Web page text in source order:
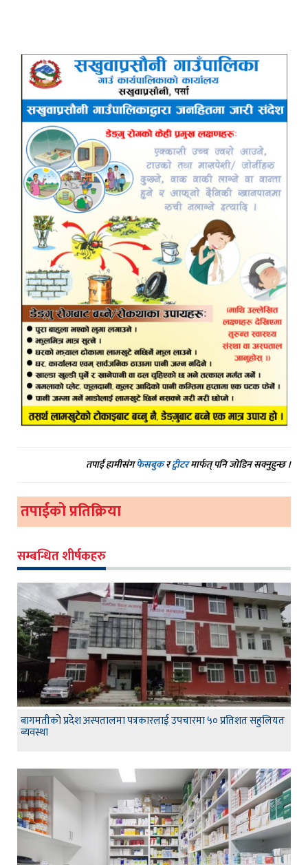
तपाईं हामीसंगफेसबुकरट्वीटरमार्फत् पनि जोडिन सक्नुहुन्छ ।
तपाईको प्रतिक्रिया
सम्बन्धित शीर्षकहरु
बागमतीको प्रदेश अस्पतालमा पत्रकारलाई उपचारमा ५० प्रतिशत सहुलियत
ब्यवस्था